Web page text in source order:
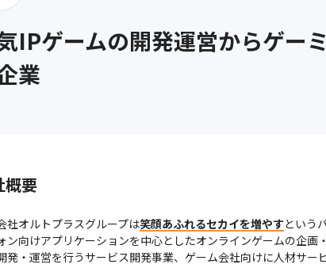
IPゲームの開発運営からゲー
業
概要
社オルトプラスグループは笑顔あふれるセカイを増やすという
ン向けアプリケーションを中心としたオンラインゲームの企
発・運営を行うサービス開発事業、ゲーム会社向けに人材サー